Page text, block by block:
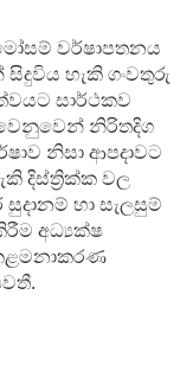
වර්ෂාපතනය
හැකි ගංවතුරු
සාර්ථකව
නිරිතදිග
නිසා ආපදාවට
දිස්ත්‍රික්ක වල
සුදානම් හා සැලසුම්
අධ්‍යක්ෂ